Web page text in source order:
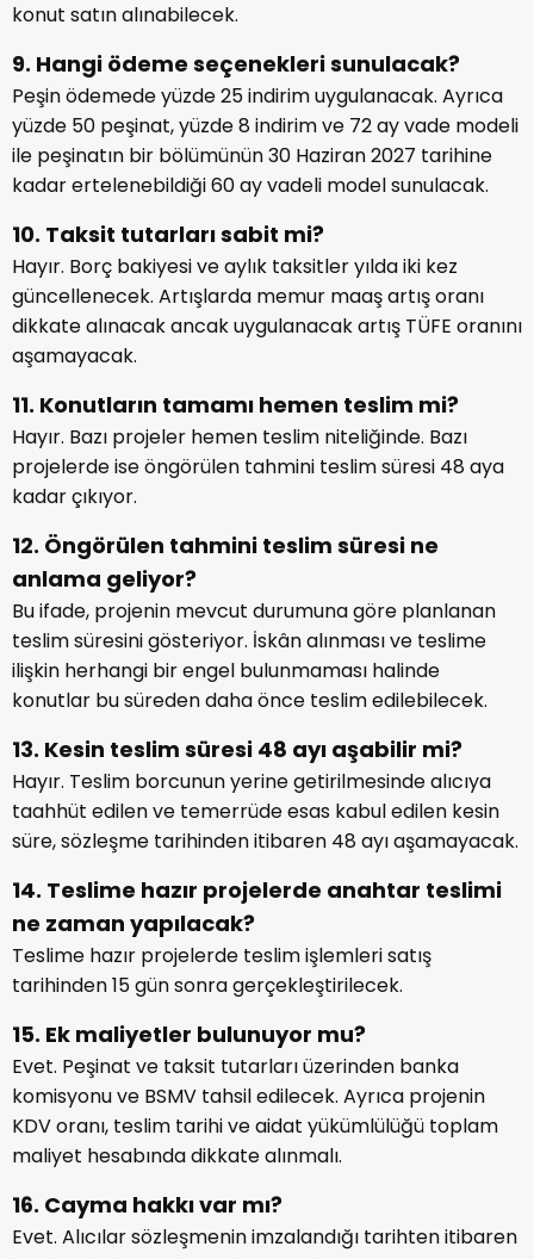
konut satın alınabilecek.
9. Hangi ödeme seçenekleri sunulacak?
Peşin ödemede yüzde 25 indirim uygulanacak. Ayrıca
yüzde 50 peşinat, yüzde 8 indirim ve 72 ay vade modeli
ile peşinatın bir bölümünün 30 Haziran 2027 tarihine
kadar ertelenebildiği 60 ay vadeli model sunulacak.
10. Taksit tutarları sabit mi?
Hayır. Borç bakiyesi ve aylık taksitler yılda iki kez
güncellenecek. Artışlarda memur maaş artış oranı
dikkate alınacak ancak uygulanacak artış TÜFE oranını
aşamayacak.
11. Konutların tamamı hemen teslim mi?
Hayır. Bazı projeler hemen teslim niteliğinde. Bazı
projelerde ise öngörülen tahmini teslim süresi 48 aya
kadar çıkıyor.
12. Öngörülen tahmini teslim süresi ne
anlama geliyor?
Bu ifade, projenin mevcut durumuna göre planlanan
teslim süresini gösteriyor. İskân alınması ve teslime
ilişkin herhangi bir engel bulunmaması halinde
konutlar bu süreden daha önce teslim edilebilecek.
13. Kesin teslim süresi 48 ayı aşabilir mi?
Hayır. Teslim borcunun yerine getirilmesinde alıcıya
taahhüt edilen ve temerrüde esas kabul edilen kesin
süre, sözleşme tarihinden itibaren 48 ayı aşamayacak.
14. Teslime hazır projelerde anahtar teslimi
ne zaman yapılacak?
Teslime hazır projelerde teslim işlemleri satış
tarihinden 15 gün sonra gerçekleştirilecek.
15. Ek maliyetler bulunuyor mu?
Evet. Peşinat ve taksit tutarları üzerinden banka
komisyonu ve BSMV tahsil edilecek. Ayrıca projenin
KDV oranı, teslim tarihi ve aidat yükümlülüğü toplam
maliyet hesabında dikkate alınmalı.
16. Cayma hakkı var mı?
Evet. Alıcılar sözleşmenin imzalandığı tarihten itibaren